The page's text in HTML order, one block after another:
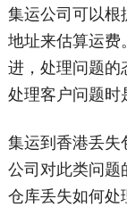
集运公司可以根
地址来估算运费
进，处理问题的
处理客户问题时
集运到香港丢失
公司对此类问题
仓库丢失如何处